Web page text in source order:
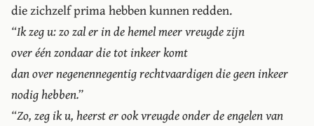
die zichzelf prima hebben kunnen redden.
“Ik zeg u: zo zal er in de hemel meer vreugde zijn
over één zondaar die tot inkeer komt
dan over negenennegentig rechtvaardigen die geen inkeer
nodig hebben.”
“Zo, zeg ik u, heerst er ook vreugde onder de engelen van